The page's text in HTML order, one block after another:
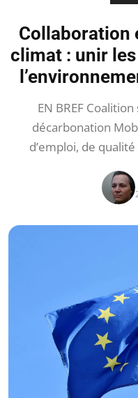
Collaboration
climat : unir
EN BREF
décarbonation
d’emploi, de